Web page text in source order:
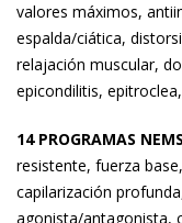
valores máximos,
espalda/ciática,
relajación muscular,
epicondilitis,
14 PROGRAMAS
resistente, fuerza
capilarización
agonista/antagonista,